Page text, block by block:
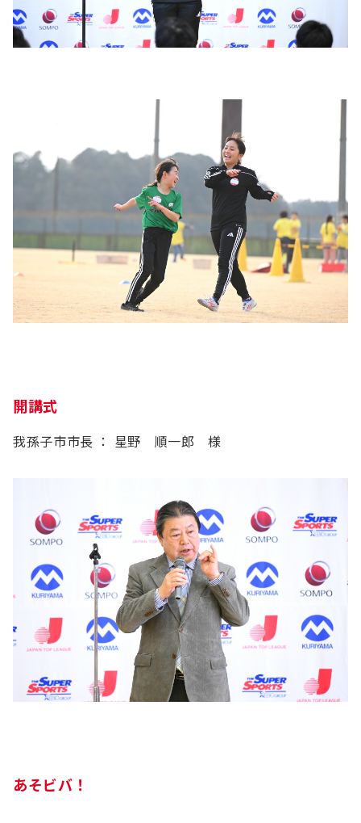
開講式
我孫子市市長 ： 星野 順一郎 様
あそビバ！